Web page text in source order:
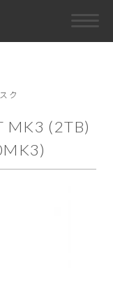
ク
MK3 (2TB)